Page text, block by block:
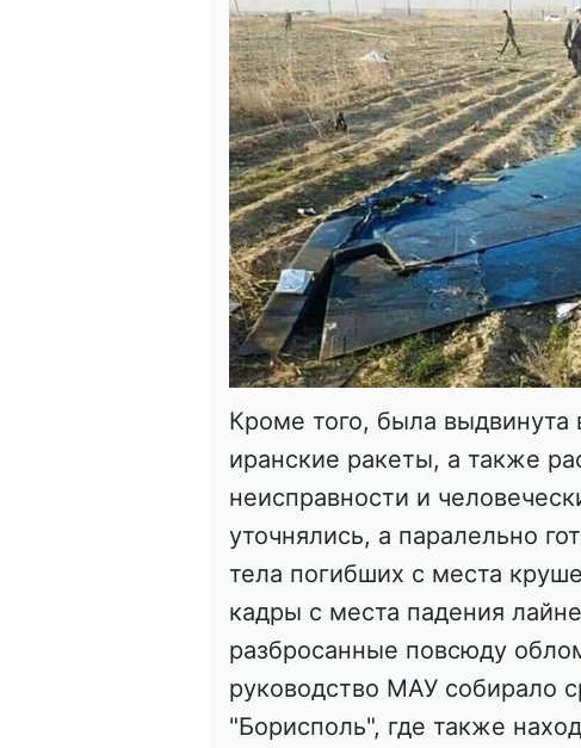
Кроме того, была выдвинута
иранские ракеты, а также
неисправности и
уточнялись, а паралельно
тела погибших с места
кадры с места падения
разбросанные повсюду
руководство МАУ собирало
"Борисполь", где также